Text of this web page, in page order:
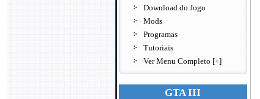
Download do Jogo
Mods
Programas
Tutoriais
Ver Menu Completo [+]
GTA III